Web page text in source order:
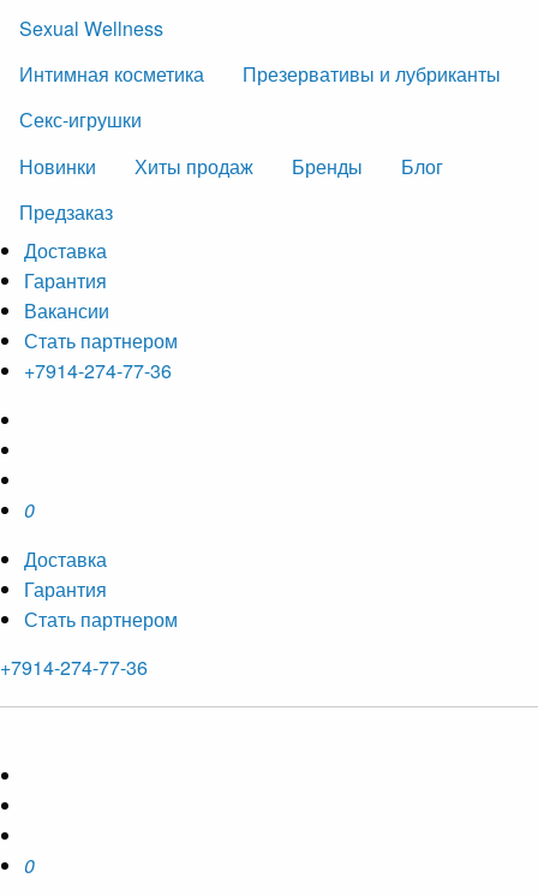
Sexual Wellness
Интимная косметика
Презервативы и лубриканты
Секс-игрушки
Новинки
Хиты продаж Бренды
Блог
Предзаказ
Доставка
Гарантия
Вакансии
Стать партнером
+7914-274-77-36
0
Доставка
Гарантия
Стать партнером
+7914-274-77-36
0